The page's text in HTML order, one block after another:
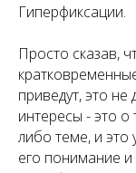
Гиперфиксации.
Просто сказав,
приведут, это
интересы - это о
либо теме, и это
его понимание